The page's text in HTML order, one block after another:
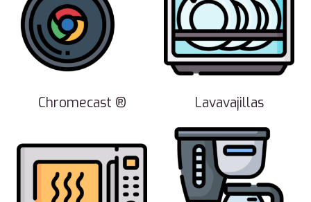
Chromecast ® Lavavajillas